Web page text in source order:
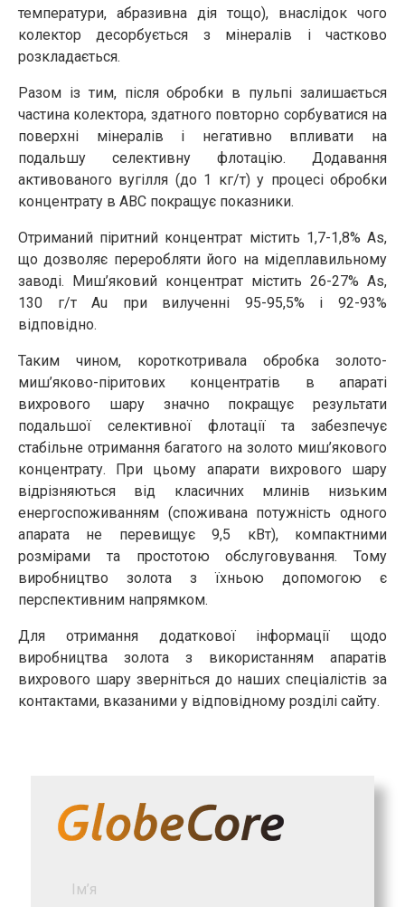
температури, абразивна дія тощо), внаслідок чого
колектор десорбується з мінералів і частково
розкладається.
Разом із тим, після обробки в пульпі залишається
частина колектора, здатного повторно сорбуватися на
поверхні мінералів і негативно впливати на
подальшу селективну флотацію. Додавання
активованого вугілля (до 1 кг/т) у процесі обробки
концентрату в АВС покращує показники.
Отриманий піритний концентрат містить 1,7-1,8% As,
що дозволяє переробляти його на мідеплавильному
заводі. Миш’яковий концентрат містить 26-27% As,
130 г/т Au при вилученні 95-95,5% і 92-93%
відповідно.
Таким чином, короткотривала обробка золото-
миш’яково-піритових концентратів в апараті
вихрового шару значно покращує результати
подальшої селективної флотації та забезпечує
стабільне отримання багатого на золото миш’якового
концентрату. При цьому апарати вихрового шару
відрізняються від класичних млинів низьким
енергоспоживанням (споживана потужність одного
апарата не перевищує 9,5 кВт), компактними
розмірами та простотою обслуговування. Тому
виробництво золота з їхньою допомогою є
перспективним напрямком.
Для отримання додаткової інформації щодо
виробництва золота з використанням апаратів
вихрового шару зверніться до наших спеціалістів за
контактами, вказаними у відповідному розділі сайту.